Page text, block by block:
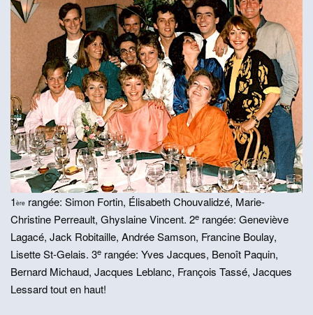
1ère rangée: Simon Fortin, Élisabeth Chouvalidzé, Marie-
Christine Perreault, Ghyslaine Vincent. 2e rangée: Geneviève
Lagacé, Jack Robitaille, Andrée Samson, Francine Boulay,
Lisette St-Gelais. 3e rangée: Yves Jacques, Benoît Paquin,
Bernard Michaud, Jacques Leblanc, François Tassé, Jacques
Lessard tout en haut!